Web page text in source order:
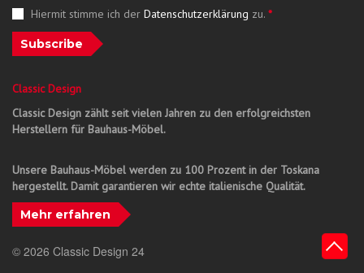
Hiermit stimme ich der Datenschutzerklärung zu. *
Subscribe
Classic Design
Classic Design zählt seit vielen Jahren zu den erfolgreichsten
Herstellern für Bauhaus-Möbel.
Unsere Bauhaus-Möbel werden zu 100 Prozent in der Toskana
hergestellt. Damit garantieren wir echte italienische Qualität.
Mehr erfahren
© 2026 Classic Design 24